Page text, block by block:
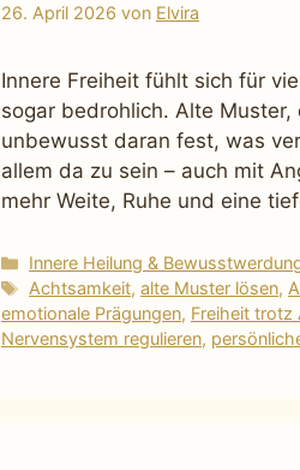
26. April 2026 von Elvira
Innere Freiheit fühlt sich für
sogar bedrohlich. Alte
unbewusst daran fest, was
allem da zu sein – auch mit
mehr Weite, Ruhe und eine
Kategorien
Innere Heilung &
Schlagwörter
Achtsamkeit,alte Muster lösen,
emotionale Prägungen, Freiheit trotz
Nervensystem regulieren,